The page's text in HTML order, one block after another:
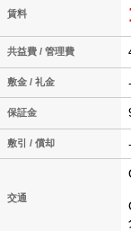
賃料
共益費 / 管理費
敷金 / 礼金
保証金
敷引 / 償却
交通